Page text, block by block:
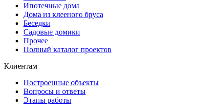
Ипотечные дома
Дома из клееного бруса
Беседки
Садовые домики
Прочее
Полный каталог проектов
Клиентам
Построенные объекты
Вопросы и ответы
Этапы работы